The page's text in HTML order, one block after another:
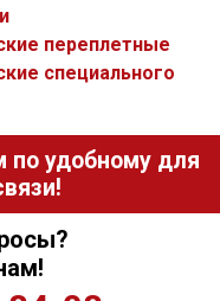
переплетные
специального
по удобному для